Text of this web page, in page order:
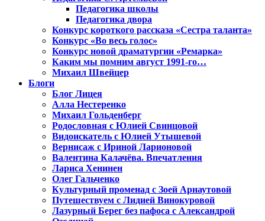
Педагогика школы
Педагогика двора
Конкурс короткого рассказа «Сестра таланта»
Конкурс «Во весь голос»
Конкурс новой драматургии «Ремарка»
Каким мы помним август 1991-го…
Михаил Швейцер
Блоги
Блог Лицея
Алла Нестеренко
Михаил Гольденберг
Родословная с Юлией Свинцовой
Видоискатель с Юлией Утышевой
Вернисаж с Ириной Ларионовой
Валентина Калачёва. Впечатления
Лариса Хенинен
Олег Гальченко
Культурный променад с Зоей Арнаутовой
Путешествуем с Лидией Винокуровой
Лазурный Берег без пафоса с Александрой